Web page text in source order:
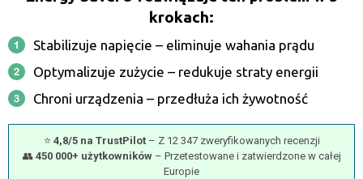
krokach:
Stabilizuje napięcie – eliminuje wahania prądu
Optymalizuje zużycie – redukuje straty energii
Chroni urządzenia – przedłuża ich żywotność
⭐ 4,8/5 na TrustPilot– Z 12 347 zweryfikowanych recenzji
👥 450 000+ użytkowników– Przetestowane i zatwierdzone w całej
Europie